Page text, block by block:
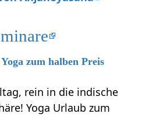
zum halben Preis
rein in die indische
Yoga Urlaub zum